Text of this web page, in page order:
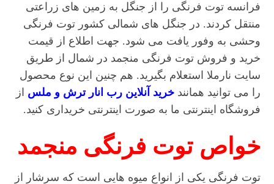
فرانسه توت فرنگی را از جنگل به زمین های زراعتی
منتقل کردند. در جنگل های شمالی کشور توت فرنگی
وحشی به وفور یافت می شود. جهت اطلاع از قیمت
خرید و فروش توت فرنگی منجمد در شمال از طریق
سایت نارملا استعلام بگیرید. هم چنین این نوع محصول
را می توانید همانندخرید آنلاین رب انار ترش و ملس از
فروشگاه اینترنتی ما به صورت اینترنتی خریداری کنید.
خواص توت فرنگی منجمد
توت فرنگی یکی از انواع میوه هایی است که سرشار از